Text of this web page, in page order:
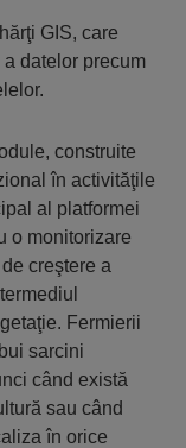
GIS, care
datelor precum
construite
în activităţile
al platformei
o monitorizare
creştere a
Fermierii
sarcini
când există
sau când
în orice